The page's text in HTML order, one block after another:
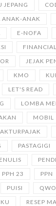
JEPANG
ANAK-ANAK
E-NOFA
FINANCIAL
JEJAK
KMO
LET'S READ
LOMBA
MOBIL
PASTAGIGI
PPH 23 PPN
PUISI
RESEP